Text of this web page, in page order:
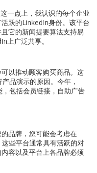
一点上，我认识的每个企业
跃的LinkedIn身份。该平台
它的新闻提要算法支持易
上广泛共享。
以推动顾客购买商品。这
品演示的原因。今年，
包括会员链接，自助广告
品牌，您可能会考虑在
些平台通常具有活跃的对
容以及平台上各品牌必须